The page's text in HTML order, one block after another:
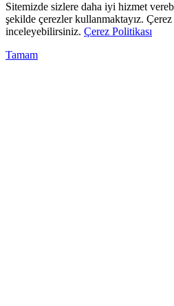
Sitemizde sizlere daha iyi hizmet
şekilde çerezler kullanmaktayız. Çerez
inceleyebilirsiniz. Çerez Politikası
Tamam